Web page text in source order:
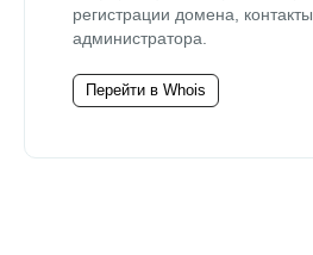
регистрации домена, контакты
администратора.
Перейти в Whois